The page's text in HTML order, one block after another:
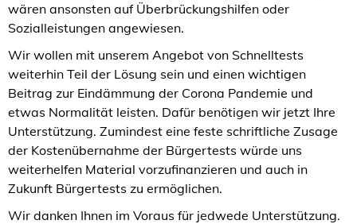
wären ansonsten auf Überbrückungshilfen oder
Sozialleistungen angewiesen.
Wir wollen mit unserem Angebot von Schnelltests
weiterhin Teil der Lösung sein und einen wichtigen
Beitrag zur Eindämmung der Corona Pandemie und
etwas Normalität leisten. Dafür benötigen wir jetzt Ihre
Unterstützung. Zumindest eine feste schriftliche Zusage
der Kostenübernahme der Bürgertests würde uns
weiterhelfen Material vorzufinanzieren und auch in
Zukunft Bürgertests zu ermöglichen.
Wir danken Ihnen im Voraus für jedwede Unterstützung.